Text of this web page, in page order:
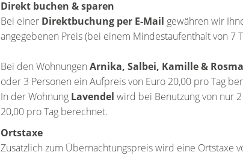
Direkt buchen & sparen
Bei einer Direktbuchung per E-Mail gewähren wir
angegebenen Preis (bei einem Mindestaufenthalt von 7
Bei den Wohnungen Arnika, Salbei, Kamille &
oder 3 Personen ein Aufpreis von Euro 20,00 pro Tag
In der Wohnung Lavendel wird bei Benutzung von nur
20,00 pro Tag berechnet.
Ortstaxe
Zusätzlich zum Übernachtungspreis wird eine Ortstaxe